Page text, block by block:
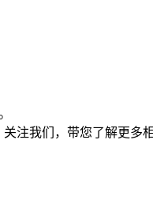
注我们，带您了解更多